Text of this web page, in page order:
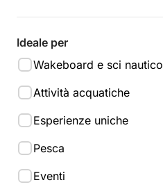
Ideale per
Wakeboard e sci nautico
Attività acquatiche
Esperienze uniche
Pesca
Eventi